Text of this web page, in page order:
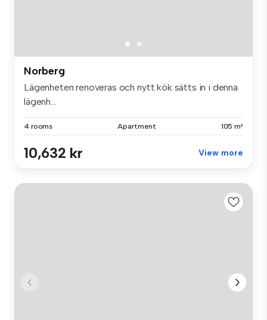
Norberg
Lägenheten renoveras och nytt kök sätts in i denna
lägenh...
4 rooms Apartment 105 m²
10,632 kr View more